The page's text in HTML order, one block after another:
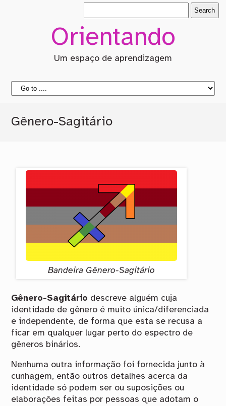
Orientando
Um espaço de aprendizagem
Gênero-Sagitário
Bandeira Gênero-Sagitário
Gênero-Sagitário descreve alguém cuja
identidade de gênero é muito única/diferenciada
e independente, de forma que esta se recusa a
ficar em qualquer lugar perto do espectro de
gêneros binários.
Nenhuma outra informação foi fornecida junto à
cunhagem, então outros detalhes acerca da
identidade só podem ser ou suposições ou
elaborações feitas por pessoas que adotam o